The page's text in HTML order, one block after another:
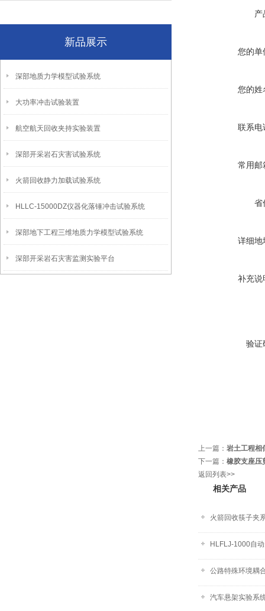
新品展示
深部地质力学模型试验系统
大功率冲击试验装置
航空航天回收夹持实验装置
深部开采岩石灾害试验系统
火箭回收静力加载试验系统
HLLC-15000DZ仪器化落锤冲击试验系统
深部地下工程三维地质力学模型试验系统
深部开采岩石灾害监测实验平台
产
您的单
您的姓
联系电
常用邮
省
详细地
补充说
验证
上一篇： 岩土工程相
下一篇： 橡胶支座压
返回列表>>
相关产品
火箭回收筷子夹
HLFLJ-1000自
公路特殊环境耦
汽车悬架实验系